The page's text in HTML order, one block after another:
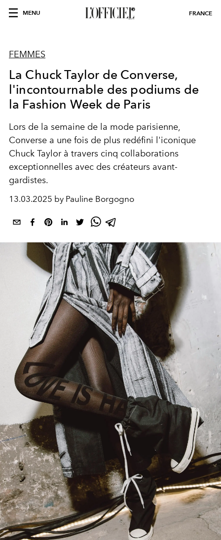
MENU FRANCE
FEMMES
La Chuck Taylor de Converse,
l'incontournable des podiums de
la Fashion Week de Paris
Lors de la semaine de la mode parisienne,
Converse a une fois de plus redéfini l'iconique
Chuck Taylor à travers cinq collaborations
exceptionnelles avec des créateurs avant-
gardistes.
13.03.2025 by Pauline Borgogno